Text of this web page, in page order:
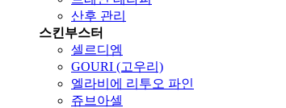
산후 관리
스킨부스터
셀르디엠
GOURI (고우리)
엘라비에 리투오 파인
쥬브아셀